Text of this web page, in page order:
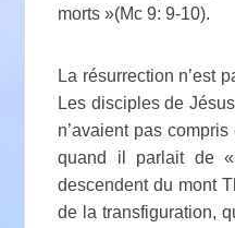
morts »(Mc 9: 9-10).
La résurrection n’est
Les disciples de
n’avaient pas
quand il parlait de
descendent du mont
de la transfiguration,